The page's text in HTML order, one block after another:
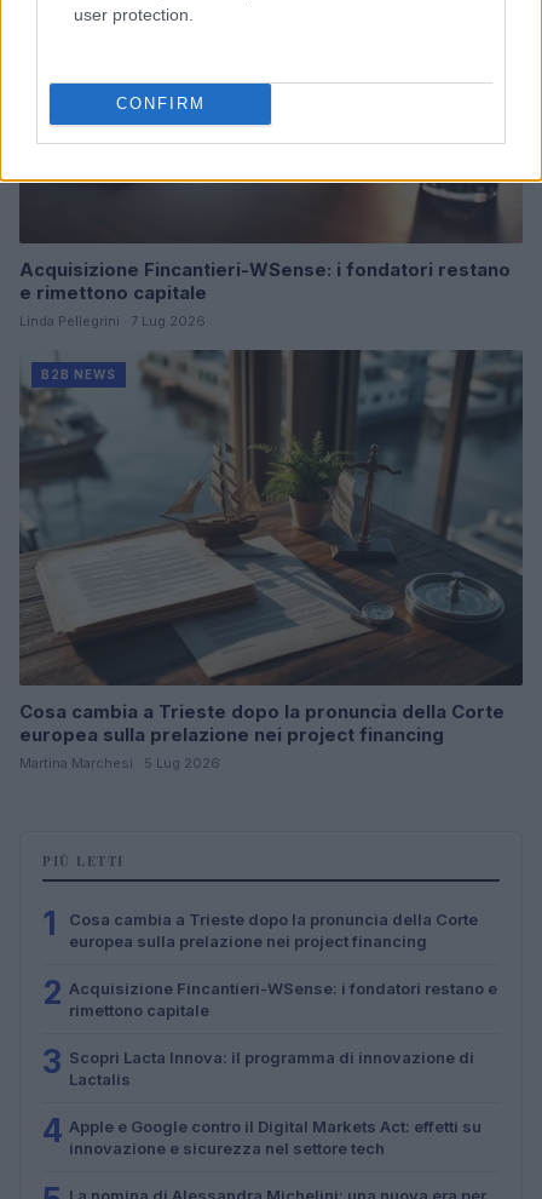
user protection.
CONFIRM
Acquisizione Fincantieri-WSense: i fondatori restano
e rimettono capitale
Linda Pellegrini · 7 Lug 2026
B2B NEWS
Cosa cambia a Trieste dopo la pronuncia della Corte
europea sulla prelazione nei project financing
Martina Marchesi · 5 Lug 2026
PIÙ LETTI
1
Cosa cambia a Trieste dopo la pronuncia della Corte
europea sulla prelazione nei project financing
2 Acquisizione Fincantieri-WSense: i fondatori restano e
rimettono capitale
3 Scopri Lacta Innova: il programma di innovazione di
Lactalis
4 Apple e Google contro il Digital Markets Act: effetti su
innovazione e sicurezza nel settore tech